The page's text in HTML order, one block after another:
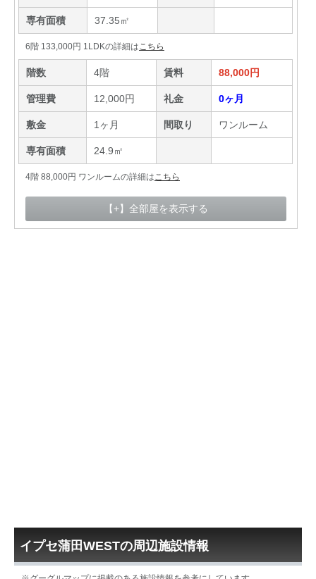
専有面積 37.35㎡
6階 133,000円 1LDKの詳細は こちら
階数 4階 賃料 88,000円
管理費 12,000円 礼金 0ヶ月
敷金 1ヶ月 間取り ワンルーム
専有面積 24.9㎡
4階 88,000円 ワンルームの詳細は こちら
【+】全部屋を表示する
イプセ蒲田WESTの周辺施設情報